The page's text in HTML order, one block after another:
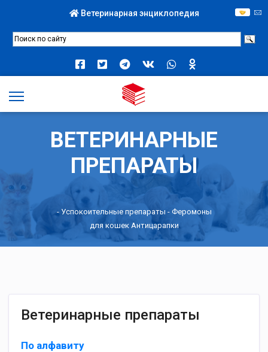
Ветеринарная энциклопедия
ВЕТЕРИНАРНЫЕ
ПРЕПАРАТЫ
- Успокоительные препараты - Феромоны
для кошек Антицарапки
Ветеринарные препараты
По алфавиту